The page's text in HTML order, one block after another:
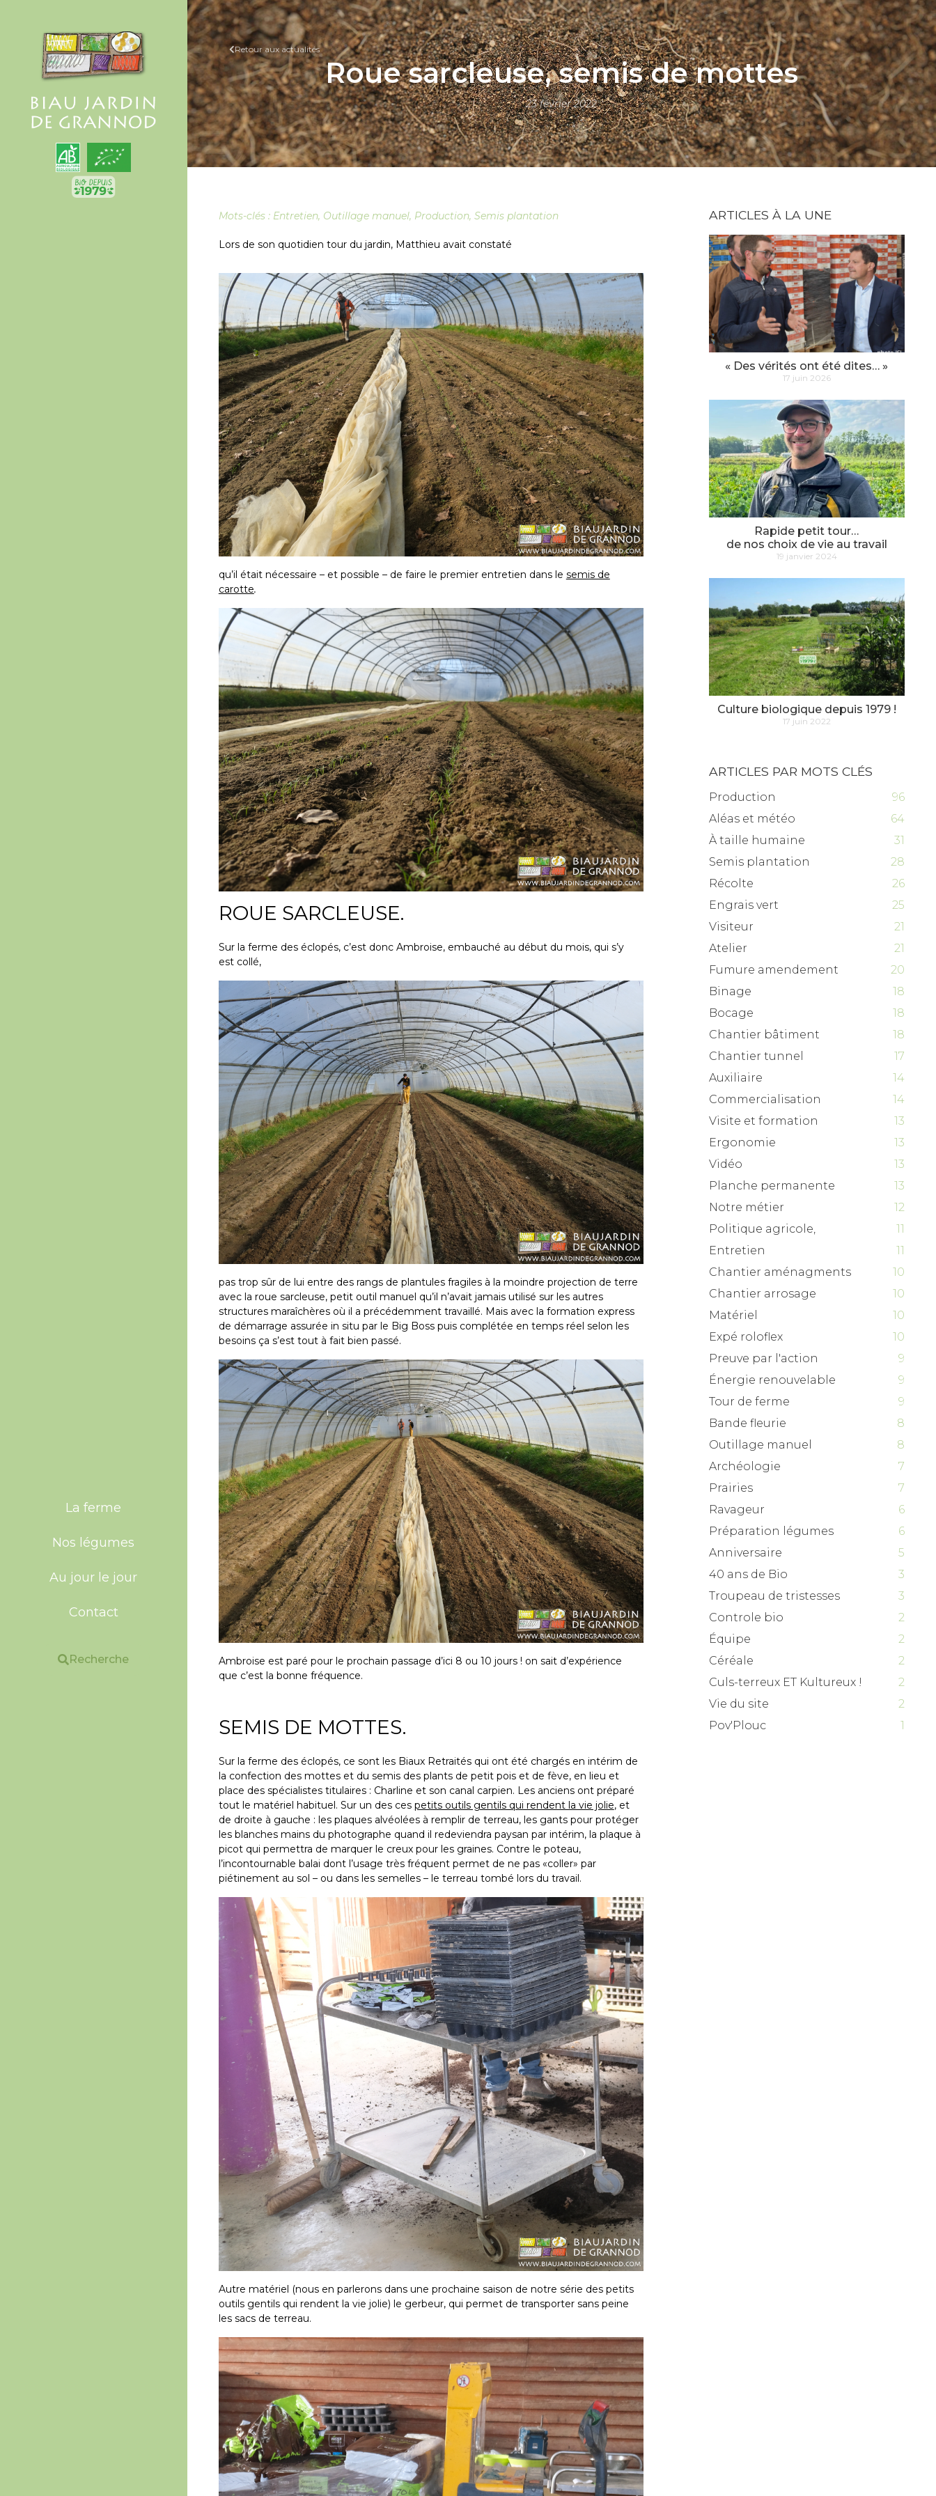
La ferme
Nos légumes
Au jour le jour
Contact
Recherche
Retour aux actualités
Roue sarcleuse, semis de mottes
23 février 2022
Mots-clés : Entretien, Outillage manuel, Production, Semis plantation
Lors de son quotidien tour du jardin, Matthieu avait constaté
qu’il était nécessaire – et possible – de faire le premier entretien dans le semis de
carotte.
ROUE SARCLEUSE.
Sur la ferme des éclopés, c’est donc Ambroise, embauché au début du mois, qui s’y
est collé,
pas trop sûr de lui entre des rangs de plantules fragiles à la moindre projection de terre
avec la roue sarcleuse, petit outil manuel qu’il n’avait jamais utilisé sur les autres
structures maraîchères où il a précédemment travaillé. Mais avec la formation express
de démarrage assurée in situ par le Big Boss puis complétée en temps réel selon les
besoins ça s’est tout à fait bien passé.
Ambroise est paré pour le prochain passage d’ici 8 ou 10 jours ! on sait d’expérience
que c’est la bonne fréquence.
SEMIS DE MOTTES.
Sur la ferme des éclopés, ce sont les Biaux Retraités qui ont été chargés en intérim de
la confection des mottes et du semis des plants de petit pois et de fève, en lieu et
place des spécialistes titulaires : Charline et son canal carpien. Les anciens ont préparé
tout le matériel habituel. Sur un des ces petits outils gentils qui rendent la vie jolie, et
de droite à gauche : les plaques alvéolées à remplir de terreau, les gants pour protéger
les blanches mains du photographe quand il redeviendra paysan par intérim, la plaque à
picot qui permettra de marquer le creux pour les graines. Contre le poteau,
l’incontournable balai dont l’usage très fréquent permet de ne pas «coller» par
piétinement au sol – ou dans les semelles – le terreau tombé lors du travail.
Autre matériel (nous en parlerons dans une prochaine saison de notre série des petits
outils gentils qui rendent la vie jolie) le gerbeur, qui permet de transporter sans peine
les sacs de terreau.
ARTICLES À LA UNE
« Des vérités ont été dites… »
17 juin 2026
Rapide petit tour…
de nos choix de vie au travail
19 janvier 2024
Culture biologique depuis 1979 !
17 juin 2022
ARTICLES PAR MOTS CLÉS
Production
96
Aléas et météo
64
À taille humaine
31
Semis plantation
28
Récolte
26
Engrais vert
25
Visiteur
21
Atelier
21
Fumure amendement
20
Binage
18
Bocage
18
Chantier bâtiment
18
Chantier tunnel
17
Auxiliaire
14
Commercialisation
14
Visite et formation
13
Ergonomie
13
Vidéo
13
Planche permanente
13
Notre métier
12
Politique agricole,
11
Entretien
11
Chantier aménagments
10
Chantier arrosage
10
Matériel
10
Expé roloflex
10
Preuve par l'action
9
Énergie renouvelable
9
Tour de ferme
9
Bande fleurie
8
Outillage manuel
8
Archéologie
7
Prairies
7
Ravageur
6
Préparation légumes
6
Anniversaire
5
40 ans de Bio
3
Troupeau de tristesses
3
Controle bio
2
Équipe
2
Céréale
2
Culs-terreux ET Kultureux !
2
Vie du site
2
Pov'Plouc
1